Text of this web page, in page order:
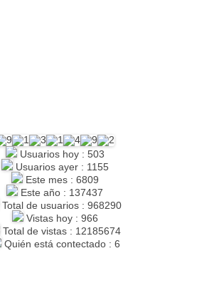
Usuarios hoy : 503
Usuarios ayer : 1155
Este mes : 6809
Este año : 137437
Total de usuarios : 968290
Vistas hoy : 966
Total de vistas : 12185674
Quién está contectado : 6